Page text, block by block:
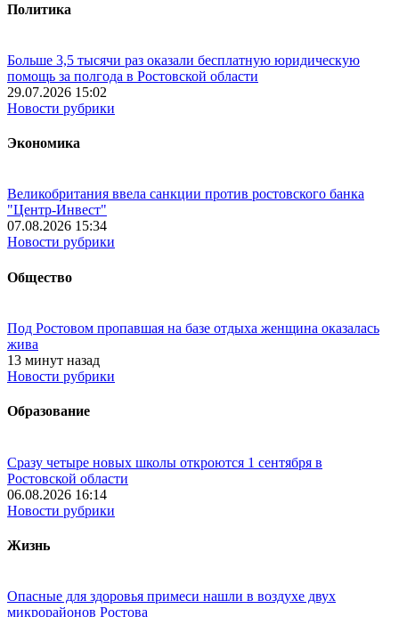
Политика
Больше 3,5 тысячи раз оказали бесплатную юридическую
помощь за полгода в Ростовской области
29.07.2026 15:02
Новости рубрики
Экономика
Великобритания ввела санкции против ростовского банка
"Центр-Инвест"
07.08.2026 15:34
Новости рубрики
Общество
Под Ростовом пропавшая на базе отдыха женщина оказалась
жива
13 минут назад
Новости рубрики
Образование
Сразу четыре новых школы откроются 1 сентября в
Ростовской области
06.08.2026 16:14
Новости рубрики
Жизнь
Опасные для здоровья примеси нашли в воздухе двух
микрорайонов Ростова